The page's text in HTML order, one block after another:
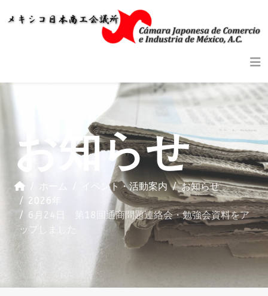
お知らせ
ホーム イベント・活動案内
お知らせ
2026年
6月24日 第18回通商問題連絡会・勉強会資料をア
ップしました